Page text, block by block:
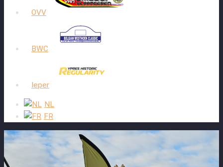
OVV
BWC
Ieper
NL
FR